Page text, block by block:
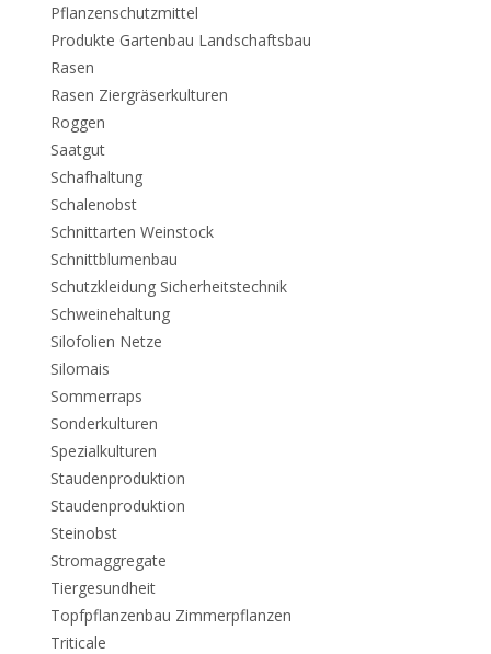
Pflanzenschutzmittel
Produkte Gartenbau Landschaftsbau
Rasen
Rasen Ziergräserkulturen
Roggen
Saatgut
Schafhaltung
Schalenobst
Schnittarten Weinstock
Schnittblumenbau
Schutzkleidung Sicherheitstechnik
Schweinehaltung
Silofolien Netze
Silomais
Sommerraps
Sonderkulturen
Spezialkulturen
Staudenproduktion
Staudenproduktion
Steinobst
Stromaggregate
Tiergesundheit
Topfpflanzenbau Zimmerpflanzen
Triticale